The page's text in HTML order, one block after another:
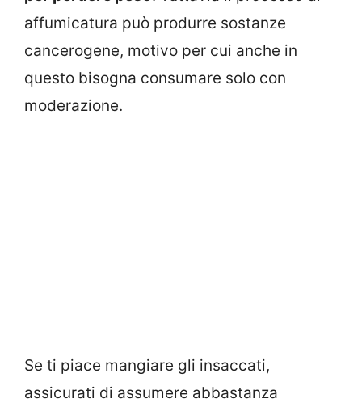
affumicatura può produrre sostanze
cancerogene, motivo per cui anche in
questo bisogna consumare solo con
moderazione.
Se ti piace mangiare gli insaccati,
assicurati di assumere abbastanza